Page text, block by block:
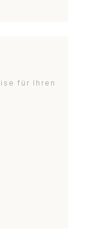
für Ihren